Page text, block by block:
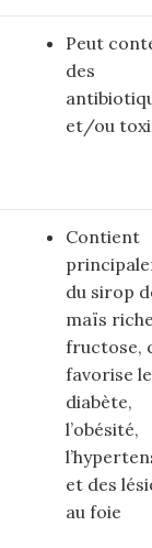
Peut
des
et/ou
Contient
du sirop
maïs
fructose,
favorise le
diabète,
l’obésité,
et des
au foie